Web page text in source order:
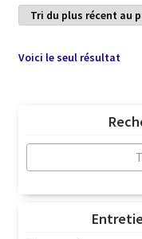
Voici le seul résultat